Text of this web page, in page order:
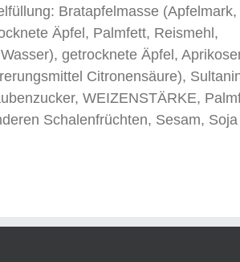
Bratapfelmasse (Apfelmark,
Äpfel, Palmfett, Reismehl,
getrocknete Äpfel,
Citronensäure),
WEIZENSTÄRKE,
Schalenfrüchten, Sesam, Soja